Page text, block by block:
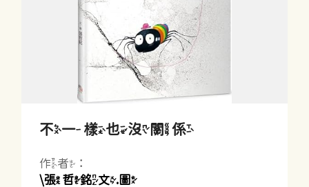
不一樣也沒關係
作者：
\張哲銘文.圖